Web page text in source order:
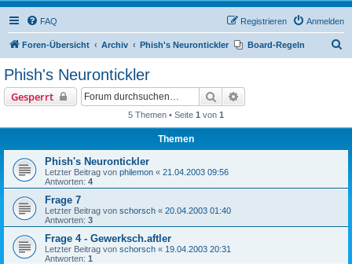
FAQ Anmelden
Registrieren
Foren-Übersicht Archiv Phish's Neurontickler Board-Regeln
Phish's Neurontickler
Gesperrt Suche
5 Themen • Seite 1 von 1
Themen
Phish's Neurontickler
Letzter Beitrag von philemon « 21.04.2003 09:56
Antworten: 4
Frage 7
Letzter Beitrag von schorsch « 20.04.2003 01:40
Antworten: 3
Frage 4 - Gewerksch.aftler
Letzter Beitrag von schorsch « 19.04.2003 20:31
Antworten: 1